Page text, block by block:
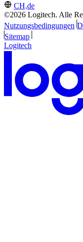
CH,de
©2026 Logitech. Alle
Nutzungsbedingungen
Sitemap
Logitech